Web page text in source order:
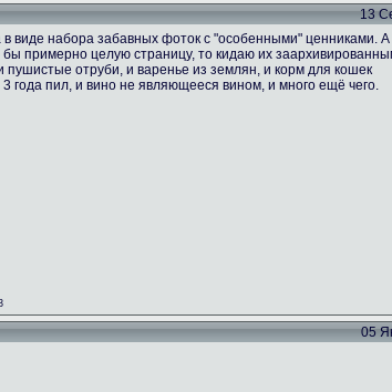
13
виде набора забавных фоток с "особенными" ценниками. А
примерно целую страницу, то кидаю их
отруби, и варенье из землян, и корм для кошек
года пил, и вино не являющееся вином, и много ещё чего.
05